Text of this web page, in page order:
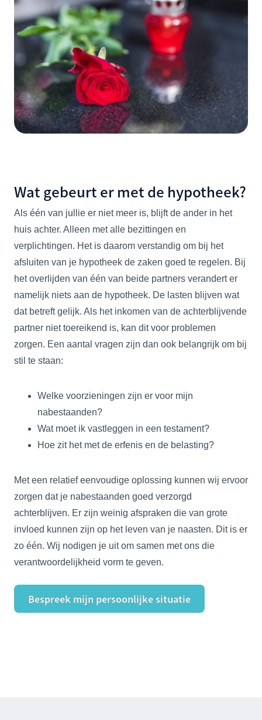
Wat gebeurt er met de hypotheek?
Als één van jullie er niet meer is, blijft de ander in het
huis achter. Alleen met alle bezittingen en
verplichtingen. Het is daarom verstandig om bij het
afsluiten van je hypotheek de zaken goed te regelen. Bij
het overlijden van één van beide partners verandert er
namelijk niets aan de hypotheek. De lasten blijven wat
dat betreft gelijk. Als het inkomen van de achterblijvende
partner niet toereikend is, kan dit voor problemen
zorgen. Een aantal vragen zijn dan ook belangrijk om bij
stil te staan:
Welke voorzieningen zijn er voor mijn
nabestaanden?
Wat moet ik vastleggen in een testament?
Hoe zit het met de erfenis en de belasting?
Met een relatief eenvoudige oplossing kunnen wij ervoor
zorgen dat je nabestaanden goed verzorgd
achterblijven. Er zijn weinig afspraken die van grote
invloed kunnen zijn op het leven van je naasten. Dit is er
zo één. Wij nodigen je uit om samen met ons die
verantwoordelijkheid vorm te geven.
Bespreek mijn persoonlijke situatie